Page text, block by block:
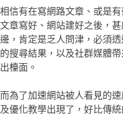
相信有在寫網路文章、或是
文章寫好、網站建好之後，
邊，肯定是乏人問津，必須
的搜尋結果，以及社群媒體
出檯面。
而為了加速網站被人看見的
及優化教學出現了，好比傳